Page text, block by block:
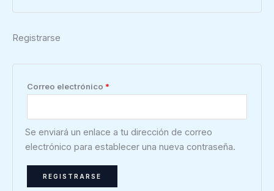
Registrarse
Correo electrónico *
Se enviará un enlace a tu dirección de correo
electrónico para establecer una nueva contraseña.
REGISTRARSE